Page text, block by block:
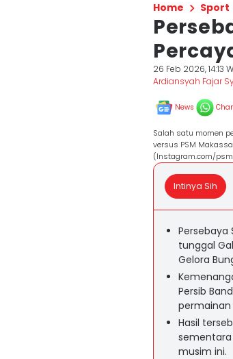
Home Sport
26 Feb 2026, 14:13
Ardiansyah Fajar
News
Salah satu momen
versus PSM
(Instagram.com/
Intinya Sih
Persebaya
tunggal
Gelora
Persib
Hasil
sementara
musim ini.